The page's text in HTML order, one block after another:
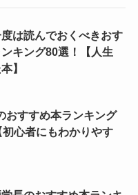
度は読んでおくべきおす
キング80選！【人生
】
おすすめ本ランキング
初心者にもわかりやす